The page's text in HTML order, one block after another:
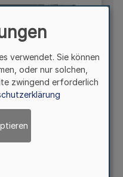
verwendet. Sie können
oder nur solchen,
zwingend erforderlich